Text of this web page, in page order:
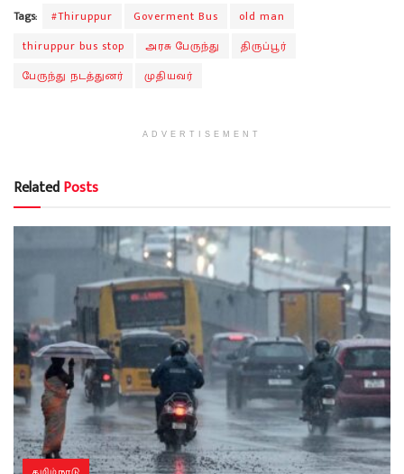
Tags: #Thiruppur Goverment Bus
old man
thiruppur bus stop
அரசு பேருந்து
திருப்பூர்
பேருந்து நடத்துனர்
முதியவர்
ADVERTISEMENT
RelatedPosts